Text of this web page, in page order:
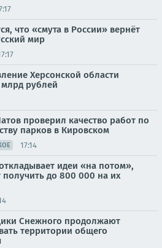
что «смута в России» вернёт
мир
Херсонской области
млрд рублей
проверил качество работ по
парков в Кировском
17:14
идеи «на потом»,
получить до 800 000 на их
Снежного продолжают
территории общего